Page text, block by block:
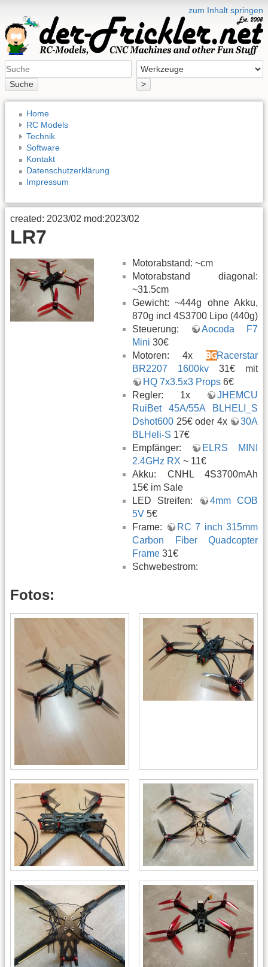
zum Inhalt springen
Suche >
Home
RC Models
Technik
Software
Kontakt
Datenschutzerklärung
Impressum
created: 2023/02 mod:2023/02
LR7
Motorabstand: ~cm
Motorabstand diagonal:
~31.5cm
Gewicht: ~444g ohne Akku,
870g incl 4S3700 Lipo (440g)
Steuerung:
Aocoda F7
Mini 30€
Motoren: 4x
Racerstar
BR2207 1600kv 31€ mit
HQ 7x3.5x3 Props 6€
Regler: 1x
JHEMCU
RuiBet 45A/55A BLHELI_S
Dshot600 25€ oder 4x
30A
BLHeli-S 17€
Empfänger:
ELRS MINI
2.4GHz RX ~ 11€
Akku: CNHL 4S3700mAh
15€ im Sale
LED Streifen:
4mm COB
5V 5€
Frame:
RC 7 inch 315mm
Carbon Fiber Quadcopter
Frame 31€
Schwebestrom:
Fotos: